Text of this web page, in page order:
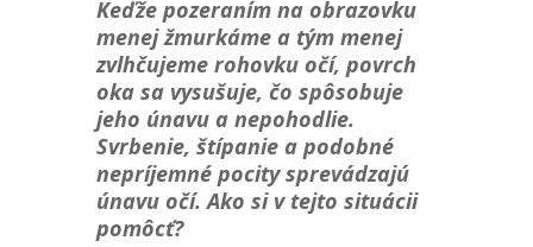
Keďže pozeraním na obrazovku
menej žmurkáme a tým menej
zvlhčujeme rohovku očí, povrch
oka sa vysušuje, čo spôsobuje
jeho únavu a nepohodlie.
Svrbenie, štípanie a podobné
nepríjemné pocity sprevádzajú
únavu očí. Ako si v tejto situácii
pomôcť?